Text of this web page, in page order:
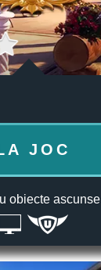
JOC
obiecte ascunse